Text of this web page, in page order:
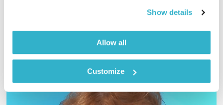
Show details
Allow all
Customize
אודיו